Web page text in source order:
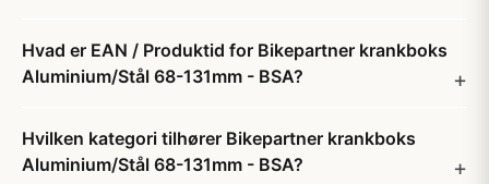
Hvad er EAN / Produktid for Bikepartner krankboks
Aluminium/Stål 68-131mm - BSA?
Hvilken kategori tilhører Bikepartner krankboks
Aluminium/Stål 68-131mm - BSA?